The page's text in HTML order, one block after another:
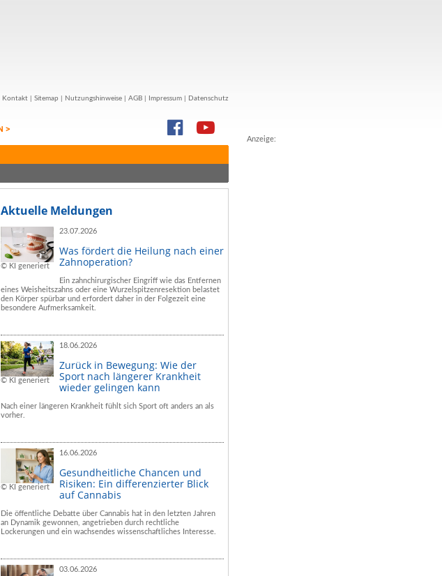
Anzeige:
Kontakt Sitemap Nutzungshinweise AGB Impressum Datenschutz
Aktuelle Meldungen
© KI generiert
23.07.2026
Was fördert die Heilung nach einer
Zahnoperation?
Ein zahnchirurgischer Eingriff wie das Entfernen
eines Weisheitszahns oder eine Wurzelspitzenresektion belastet
den Körper spürbar und erfordert daher in der Folgezeit eine
besondere Aufmerksamkeit.
© KI generiert
18.06.2026
Zurück in Bewegung: Wie der
Sport nach längerer Krankheit
wieder gelingen kann
Nach einer längeren Krankheit fühlt sich Sport oft anders an als
vorher.
© KI generiert
16.06.2026
Gesundheitliche Chancen und
Risiken: Ein differenzierter Blick
auf Cannabis
Die öffentliche Debatte über Cannabis hat in den letzten Jahren
an Dynamik gewonnen, angetrieben durch rechtliche
Lockerungen und ein wachsendes wissenschaftliches Interesse.
03.06.2026